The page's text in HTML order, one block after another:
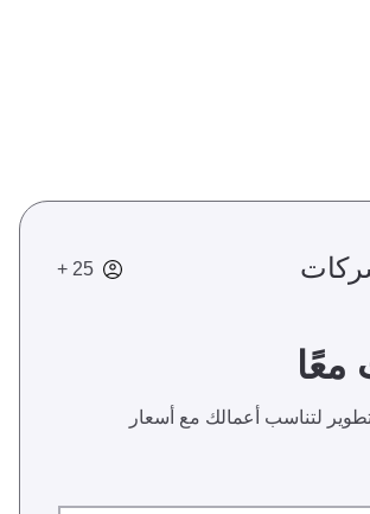
25 +
معًا
لتناسب أعمالك مع أسعار